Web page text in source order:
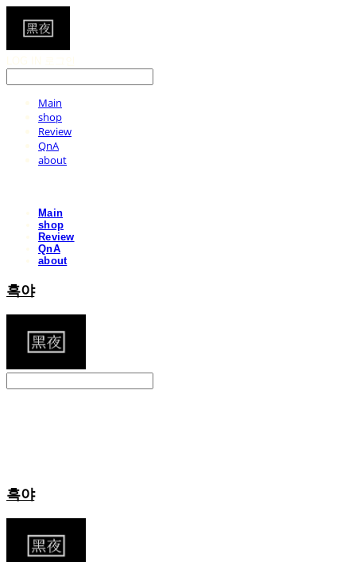
Main
shop
Review
QnA
about
Main
shop
Review
QnA
about
흑야
흑야